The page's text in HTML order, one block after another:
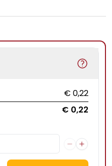
€ 0,22
€ 0,22